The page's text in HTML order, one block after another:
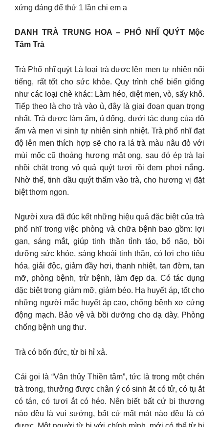
xứng đáng để thử 1 lần chị em ạ
DANH TRÀ TRUNG HOA – PHỔ NHĨ QUÝT Mộc
Tâm Trà
Trà Phổ nhĩ quýt Là loại trà được lên men tự nhiên nổi
tiếng, rất tốt cho sức khỏe. Quy trình chế biến giống
như các loại chè khác: Làm héo, diệt men, vò, sấy khô.
Tiếp theo là cho trà vào ủ, đây là giai đoạn quan trọng
nhất. Trà được làm ẩm, ủ đống, dưới tác dụng của độ
ẩm và men vi sinh tự nhiên sinh nhiệt. Trà phổ nhĩ đạt
độ lên men thích hợp sẽ cho ra lá trà màu nâu đỏ với
mùi mốc cũ thoảng hương mật ong, sau đó ép trà lại
nhồi chặt trong vỏ quả quýt tươi rồi đem phơi nắng.
Nhờ thế, tinh dầu quýt thấm vào trà, cho hương vị đặt
biệt thơm ngon.
Người xưa đã đúc kết những hiệu quả đặc biệt của trà
phổ nhĩ trong việc phòng và chữa bệnh bao gồm: lợi
gan, sáng mắt, giúp tinh thần tỉnh táo, bổ não, bồi
dưỡng sức khỏe, sảng khoái tinh thần, có lợi cho tiêu
hóa, giải độc, giảm đầy hơi, thanh nhiệt, tan đờm, tan
mỡ, phòng bệnh, trừ bệnh, làm đẹp da. Có tác dụng
đặc biệt trong giảm mỡ, giảm béo. Hạ huyết áp, tốt cho
những người mắc huyết áp cao, chống bệnh xơ cứng
động mạch. Bảo vệ và bồi dưỡng cho dạ dày. Phòng
chống bệnh ung thư.
Trà có bốn đức, từ bi hỉ xả.
Cái gọi là “Vân thủy Thiền tâm”, tức là trong một chén
trà trong, thưởng được chân ý có sinh ắt có tử, có tụ ắt
có tán, có tươi ắt có héo. Nên biết bất cứ bi thương
nào đều là vui sướng, bất cứ mất mát nào đều là có